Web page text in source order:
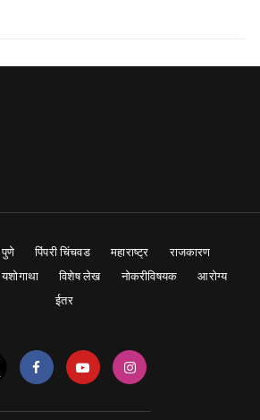
पुणे पिंपरी चिंचवड महाराष्ट्र
राजकारण
यशोगाथा विशेष लेख नोकरीविषयक
आरोग्य
ईतर